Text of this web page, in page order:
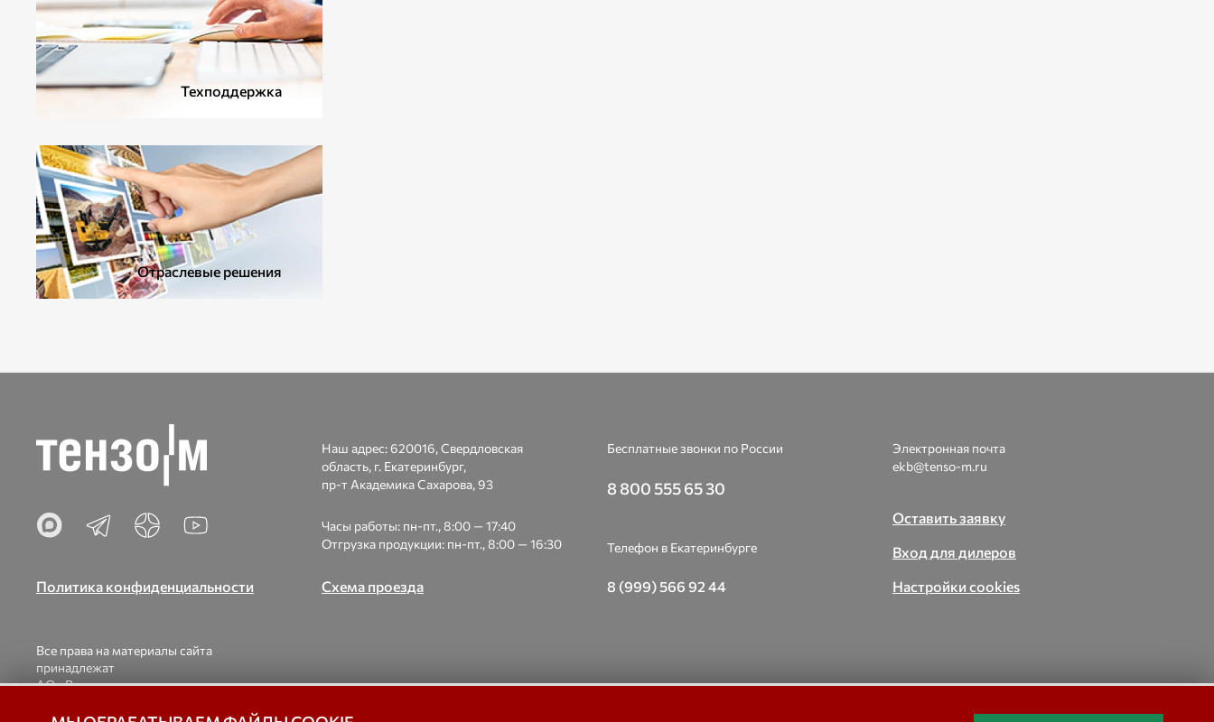
Техподдержка
Отраслевые решения
Политика конфиденциальности
Наш адрес:620016, Свердловская
область, г. Екатеринбург,
пр-т Академика Сахарова, 93
Часы работы: пн-пт., 8:00 — 17:40
Отгрузка продукции: пн-пт., 8:00 — 16:30
Схема проезда
Бесплатные звонки по России
8 800 555 65 30
Телефон в Екатеринбурге
8 (999) 566 92 44
Электронная почта
ekb@tenso-m.ru
Оставить заявку
Вход для дилеров
Настройки cookies
Все права на материалы сайта
принадлежат
АО «Весоизмерительная компания
При использовании материалов ссылка на
© 1998-2026 Весоизмерительная компания «Тензо-М» — платформенные, крановые,